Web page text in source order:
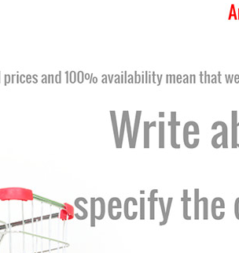
Producent:INNI
przytrzymuje elementy metalowe w wielu
IDEAL
Kątownik magnetyczny - spawalniczy nr kat.
przytrzymuje elementy metalowe w wielu